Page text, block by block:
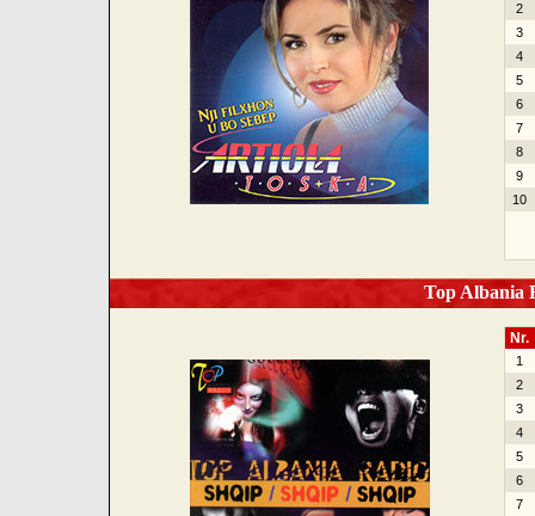
2
3
4
5
6
7
8
9
10
Top Albania
Nr.
1
2
3
4
5
6
7